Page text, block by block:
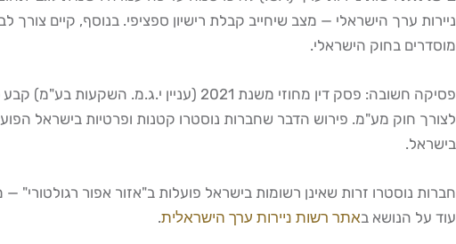
ניירות ערך הישראלי — מצב שיחייב קבלת רישיון ספציפי. בנוסף, קיים
מוסדרים בחוק הישראלי.
פסיקה חשובה: פסק דין מחוזי משנת
בישראל.
חברות נוסטרו זרות שאינן רשומות בישראל פועלות ב"אזור אפור
עוד על הנושא באתר רשות ניירות ערך הישראלית.